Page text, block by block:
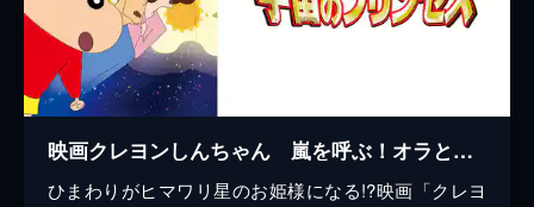
映画クレヨンしんちゃん 嵐を呼ぶ！オラと宇宙のプリンセス
ひまわりがヒマワリ星のお姫様になる!?映画「クレヨ